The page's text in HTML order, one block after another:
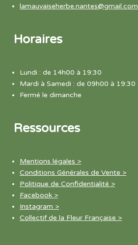
lamauvaiseherbe.nantes@gmail.com
Horaires
Lundi : de 14h00 à 19:30
Mardi à Samedi : de 09h00 à 19:30
Fermé le dimanche
Ressources
Mentions légales >
Conditions Générales de Vente >
Politique de Confidentialité >
Facebook >
Instagram >
Collectif de la Fleur Française >